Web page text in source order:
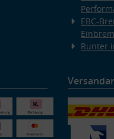
EBC-
Runter